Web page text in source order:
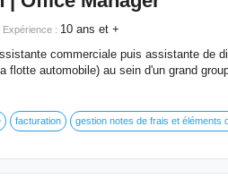
Expérience : 10 ans et +
commerciale puis assistante de
flotte automobile) au sein d'un grand
facturation gestion notes de frais et éléments